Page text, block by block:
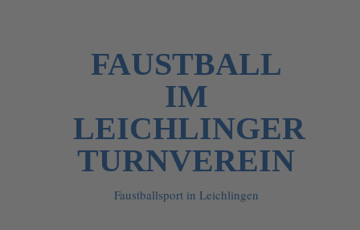
FAUSTBALL
IM
LEICHLINGER
TURNVEREIN
Faustballsport in Leichlingen